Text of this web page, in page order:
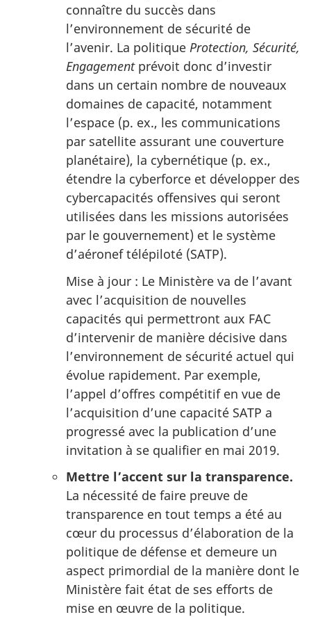
connaître du succès dans
l’environnement de sécurité de
l’avenir. La politique Protection, Sécurité,
Engagementprévoit donc d’investir
dans un certain nombre de nouveaux
domaines de capacité, notamment
l’espace (p. ex., les communications
par satellite assurant une couverture
planétaire), la cybernétique (p. ex.,
étendre la cyberforce et développer des
cybercapacités offensives qui seront
utilisées dans les missions autorisées
par le gouvernement) et le système
d’aéronef télépiloté (SATP).
Mise à jour : Le Ministère va de l’avant
avec l’acquisition de nouvelles
capacités qui permettront aux FAC
d’intervenir de manière décisive dans
l’environnement de sécurité actuel qui
évolue rapidement. Par exemple,
l’appel d’offres compétitif en vue de
l’acquisition d’une capacité SATP a
progressé avec la publication d’une
invitation à se qualifier en mai 2019.
Mettre l’accent sur la transparence.
La nécessité de faire preuve de
transparence en tout temps a été au
cœur du processus d’élaboration de la
politique de défense et demeure un
aspect primordial de la manière dont le
Ministère fait état de ses efforts de
mise en œuvre de la politique.